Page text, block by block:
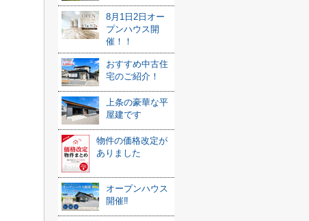
8月1日2日オー
プンハウス開
催！！
おすすめ中古住
宅のご紹介！
上条の豪華な平
屋建です
物件の価格改定が
ありました
オープンハウス
開催‼